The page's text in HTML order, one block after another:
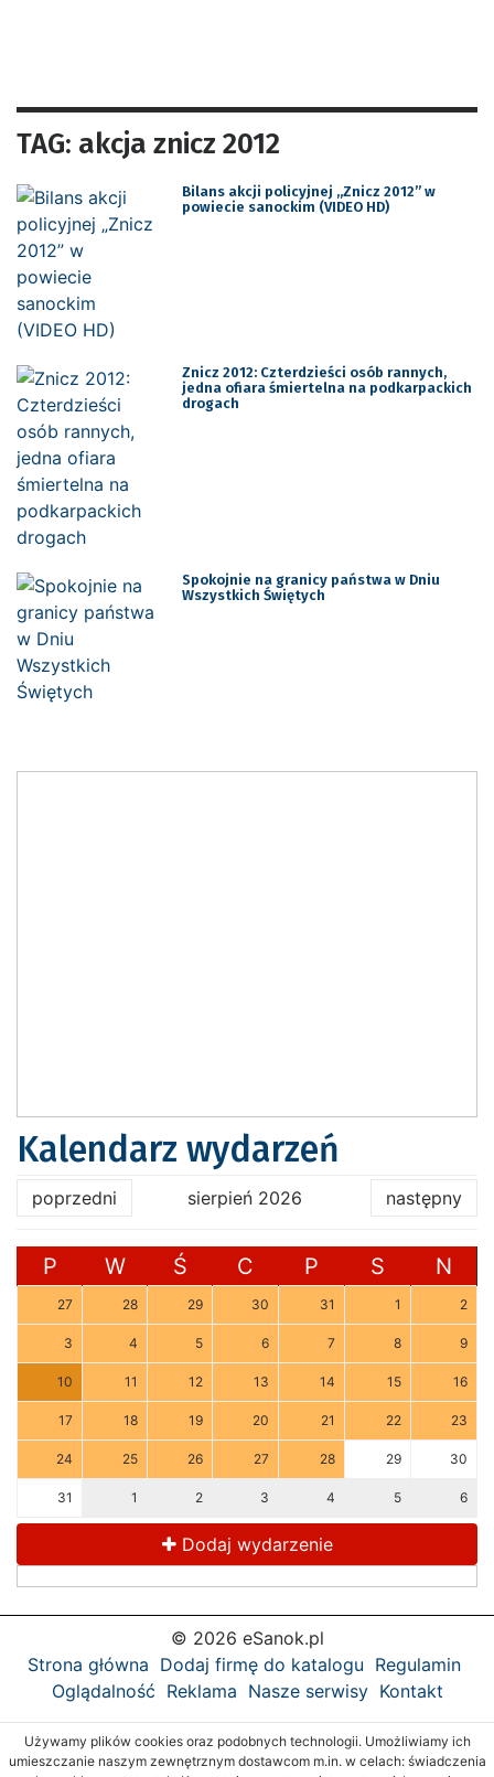
TAG: akcja znicz 2012
Bilans akcji policyjnej „Znicz 2012” w
powiecie sanockim (VIDEO HD)
Znicz 2012: Czterdzieści osób rannych,
jedna ofiara śmiertelna na podkarpackich
drogach
Spokojnie na granicy państwa w Dniu
Wszystkich Świętych
Kalendarz wydarzeń
poprzedni sierpień 2026 następny
P W Ś C P S N
27 28 29 30 31 1 2
3 4 5 6 7 8 9
10 11 12 13 14 15 16
17 18 19 20 21 22 23
24 25 26 27 28 29 30
31 1 2 3 4 5 6
Dodaj wydarzenie
© 2026 eSanok.pl
Strona główna Dodaj firmę do katalogu Regulamin
Oglądalność Reklama Nasze serwisy Kontakt
Używamy plików cookies oraz podobnych technologii. Umożliwiamy ich
umieszczanie naszym zewnętrznym dostawcom m.in. w celach: świadczenia